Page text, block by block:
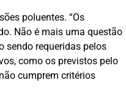
poluentes. “Os
Não é mais uma questão
sendo requeridas pelos
como os previstos pelo
cumprem critérios